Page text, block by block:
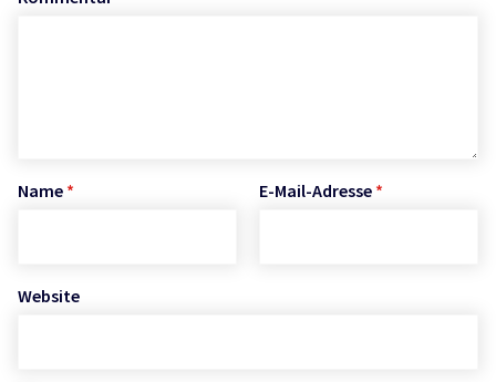
Name * E-Mail-Adresse *
Website